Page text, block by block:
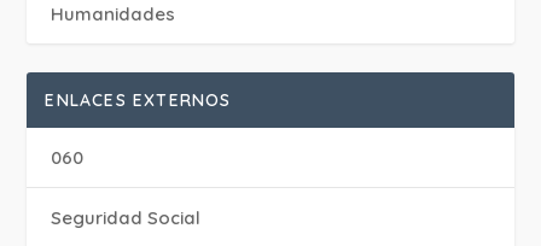
Humanidades
ENLACES EXTERNOS
060
Seguridad Social